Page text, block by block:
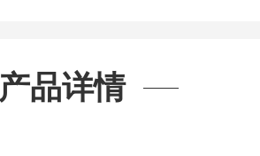
产品详情